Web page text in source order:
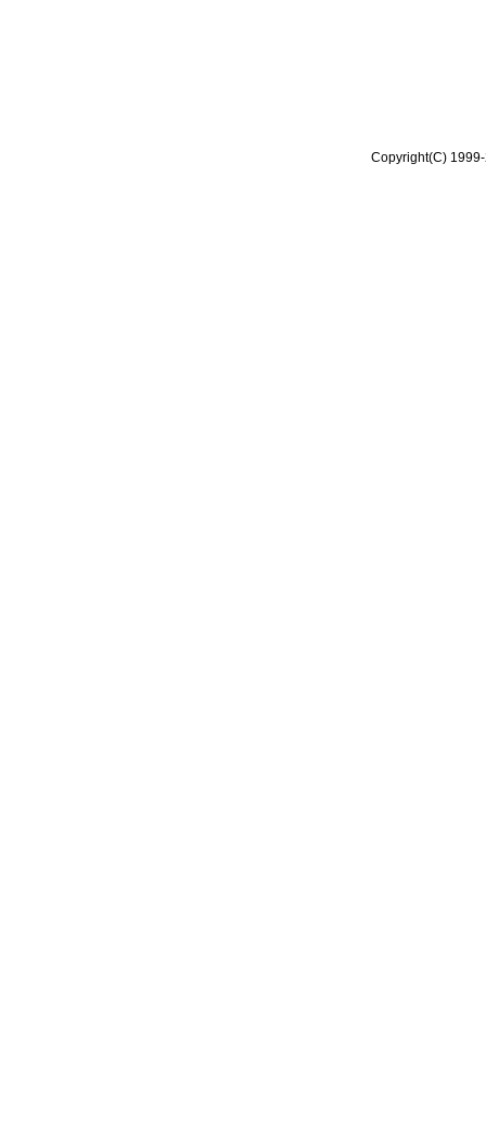
Copyright(C)